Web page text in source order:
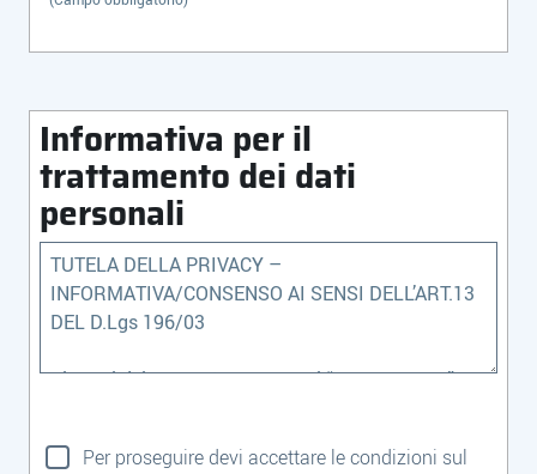
Informativa per il
trattamento dei dati
personali
Per proseguire devi accettare le condizioni sul